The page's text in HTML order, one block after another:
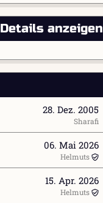
Details anzeigen
28. Dez. 2005
Sharafi
06. Mai 2026
Helmuts
15. Apr. 2026
Helmuts